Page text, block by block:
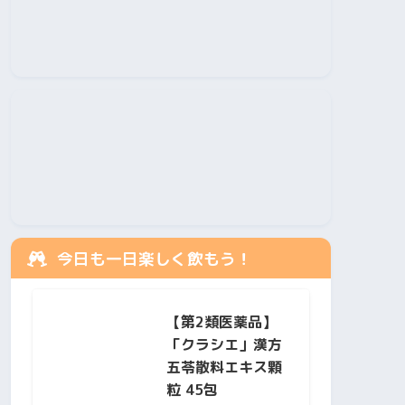
今日も一日楽しく飲もう！
【第2類医薬品】
「クラシエ」漢方
五苓散料エキス顆
粒 45包